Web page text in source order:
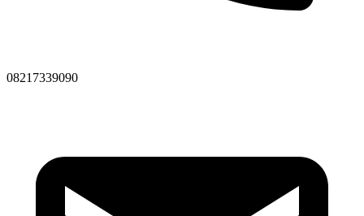
08217339090